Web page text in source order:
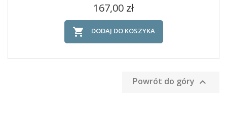
Cena
167,00 zł
 DODAJ DO KOSZYKA
Powrót do góry 